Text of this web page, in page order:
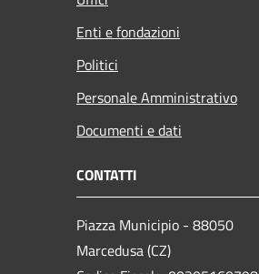
Enti e fondazioni
Politici
Personale Amministrativo
Documenti e dati
CONTATTI
Piazza Municipio - 88050
Marcedusa (CZ)